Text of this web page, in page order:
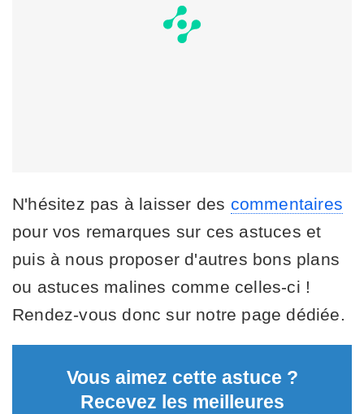
N'hésitez pas à laisser des commentaires
pour vos remarques sur ces astuces et
puis à nous proposer d'autres bons plans
ou astuces malines comme celles-ci !
Rendez-vous donc sur notre page dédiée.
Vous aimez cette astuce ?
Recevez les meilleures